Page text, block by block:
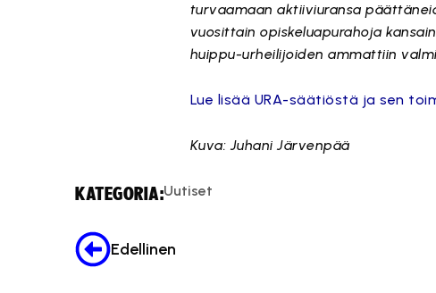
turvaamaan aktiiviuransa
vuosittain opiskeluapurahoja
huippu-urheilijoiden ammattiin
Lue lisää URA-säätiöstä ja sen
Kuva: Juhani Järvenpää
KATEGORIA:Uutiset
Edellinen